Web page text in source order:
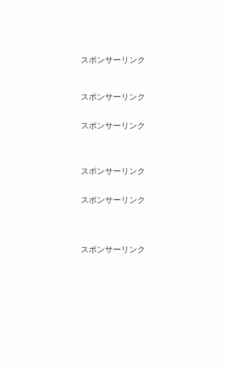
スポンサーリンク
スポンサーリンク
スポンサーリンク
スポンサーリンク
スポンサーリンク
スポンサーリンク